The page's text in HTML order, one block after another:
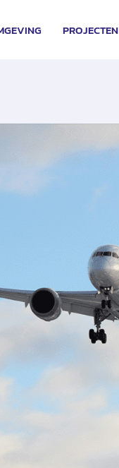
PROJECTEN